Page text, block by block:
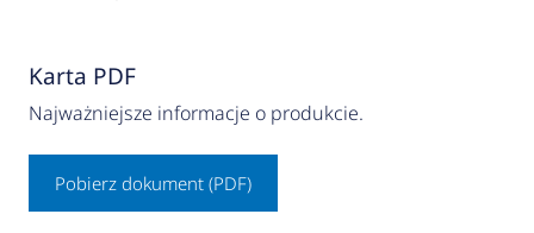
Karta PDF
Najważniejsze informacje o produkcie.
Pobierz dokument (PDF)